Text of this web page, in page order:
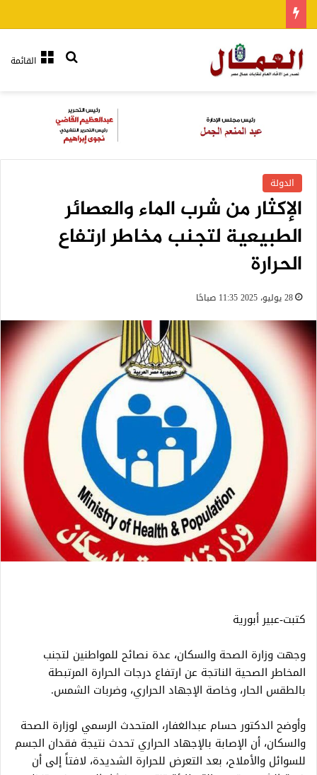
القائمةبحث عن
الدولة
الإكثار من شرب الماء والعصائر
الطبيعية لتجنب مخاطر ارتفاع
الحرارة
28 يوليو، 2025 11:35 صباحًا
كتبت-عبير أبورية
وجهت وزارة الصحة والسكان، عدة نصائح للمواطنين لتجنب
المخاطر الصحية الناتجة عن ارتفاع درجات الحرارة المرتبطة
بالطقس الحار، وخاصة الإجهاد الحراري، وضربات الشمس.
وأوضح الدكتور حسام عبدالغفار، المتحدث الرسمي لوزارة الصحة
والسكان، أن الإصابة بالإجهاد الحراري تحدث نتيجة فقدان الجسم
للسوائل والأملاح، بعد التعرض للحرارة الشديدة، لافتاً إلى أن